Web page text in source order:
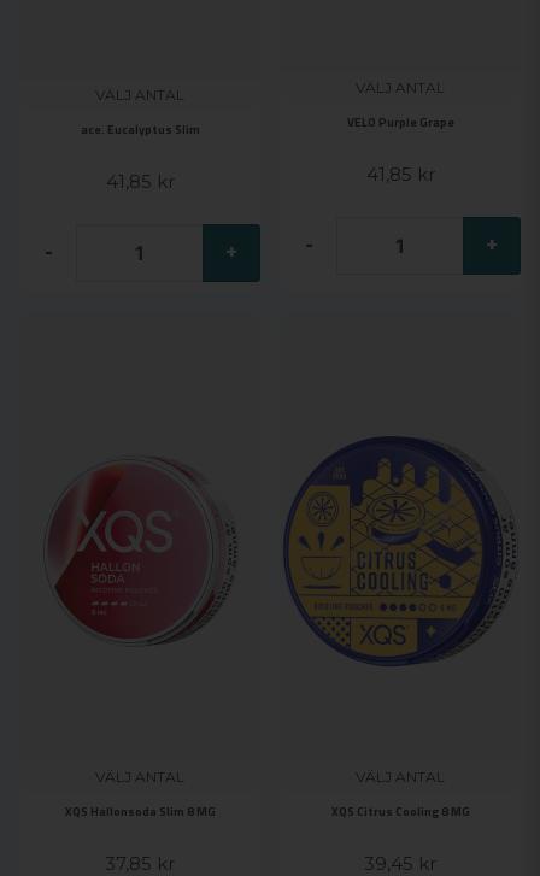
VÄLJ ANTAL
ace. Eucalyptus Slim
41,85 kr
- +
VÄLJ ANTAL
VELO Purple Grape
41,85 kr
- +
VÄLJ ANTAL
XQS Hallonsoda Slim 8 MG
37,85 kr
VÄLJ ANTAL
XQS Citrus Cooling 8 MG
39,45 kr